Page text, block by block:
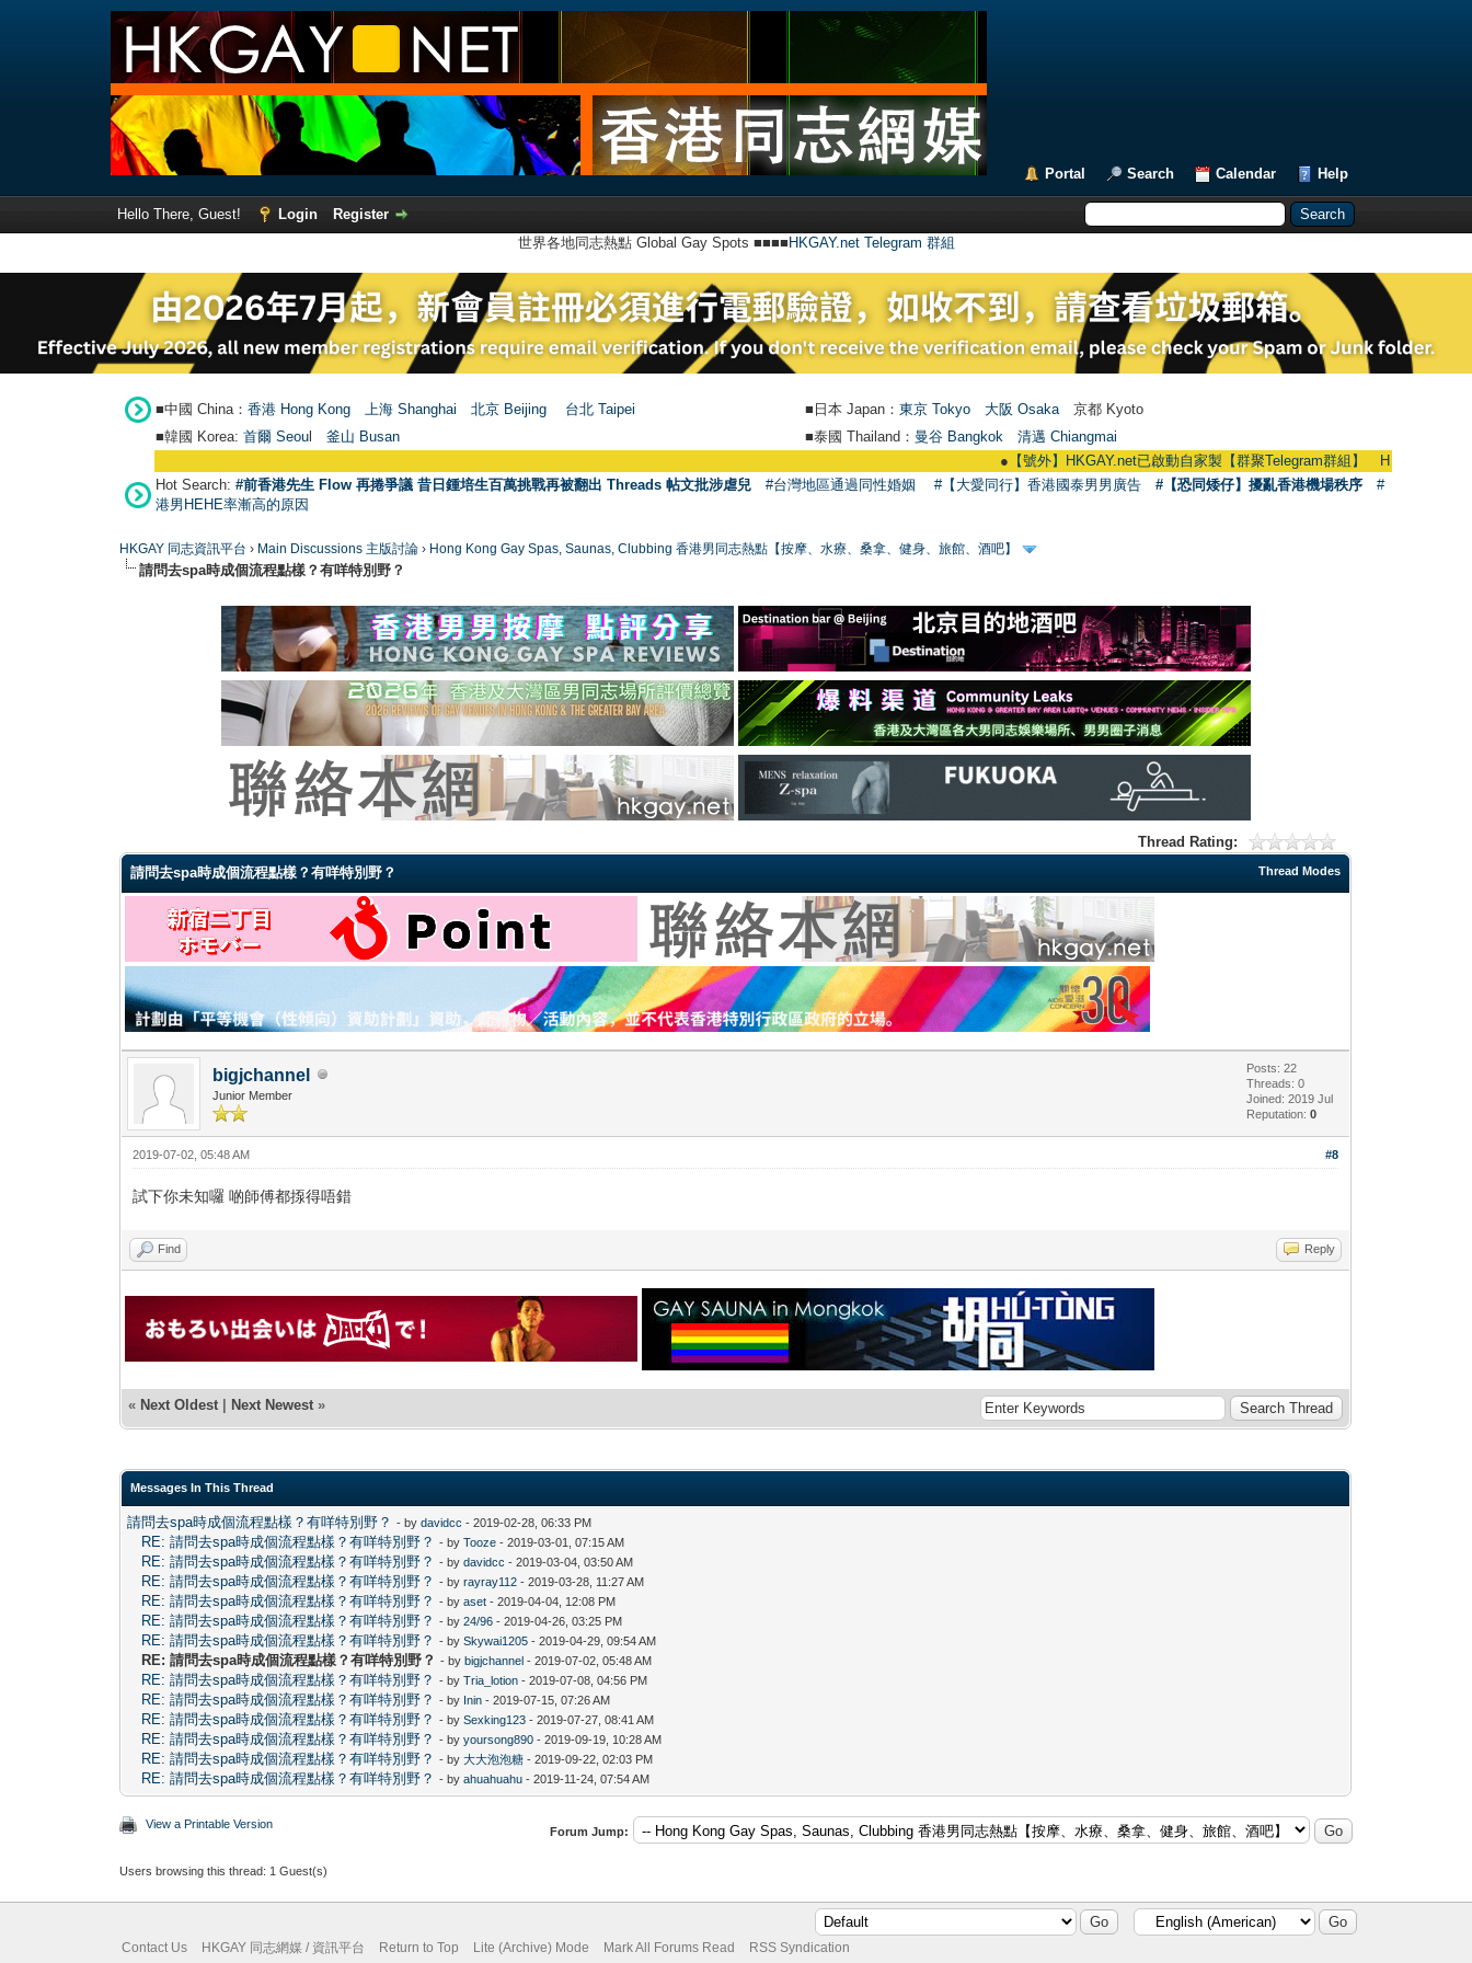
Portal Search Calendar Help
Hello There, Guest! Login
Register
世界各地同志熱點 Global Gay Spots ■■■■ HKGAY.net Telegram 群組
■中國 China： 香港 Hong Kong 上海 Shanghai 北京 Beijing 台北 Taipei ■日本 Japan： 東京 Tokyo 大阪 Osaka 京都 Kyoto
■韓國 Korea: 首爾 Seou 釜山 Busan ■泰國 Thailand： 曼谷 Bangkok
清邁 Chiangmai
【號外】HKGAY.net已啟動自家製【群聚Telegram群組】 HKGAY.net has
Hot Search: #前香港先生 Flow 再捲爭議 昔日鍾培生百萬挑戰再被翻出 Threads 帖文批涉虐兒 #台灣地區通過同性婚姻 #【大愛同行】香港國泰男男廣告 #【恐同矮仔】擾亂香港機場秩序
#
港男HEHE率漸高的原因
HKGAY 同志資訊平台 › Main Discussions 主版討論 › Hong Kong Gay Spas, Saunas, Clubbing 香港男同志熱點【按摩、水療、桑拿、健身、旅館、酒吧】
請問去spa時成個流程點樣？有咩特別野？
Thread Rating:
Thread Modes
請問去spa時成個流程點樣？有咩特別野？
bigjchannel
Junior Member
Posts: 22
Threads: 0
Joined: 2019 Jul
Reputation:0
#8
2019-07-02, 05:48 AM
試下你未知囉 啲師傅都揼得唔錯
Find Reply
« Next Oldest | Next Newest »
Messages In This Thread
請問去spa時成個流程點樣？有咩特別野？ - bydavidcc - 2019-02-28, 06:33 PM
RE: 請問去spa時成個流程點樣？有咩特別野？ - byTooze - 2019-03-01, 07:15 AM
RE: 請問去spa時成個流程點樣？有咩特別野？ - bydavidcc - 2019-03-04, 03:50 AM
RE: 請問去spa時成個流程點樣？有咩特別野？ - byrayray112 - 2019-03-28, 11:27 AM
RE: 請問去spa時成個流程點樣？有咩特別野？ - byaset - 2019-04-04, 12:08 PM
RE: 請問去spa時成個流程點樣？有咩特別野？ - by24/96 - 2019-04-26, 03:25 PM
RE: 請問去spa時成個流程點樣？有咩特別野？ - bySkywai1205 - 2019-04-29, 09:54 AM
RE: 請問去spa時成個流程點樣？有咩特別野？ - bybigjchannel - 2019-07-02, 05:48 AM
RE: 請問去spa時成個流程點樣？有咩特別野？ - byTria_lotion - 2019-07-08, 04:56 PM
RE: 請問去spa時成個流程點樣？有咩特別野？ - by Inin - 2019-07-15, 07:26 AM
RE: 請問去spa時成個流程點樣？有咩特別野？ - bySexking123 - 2019-07-27, 08:41 AM
RE: 請問去spa時成個流程點樣？有咩特別野？ - byyoursong890 - 2019-09-19, 10:28 AM
RE: 請問去spa時成個流程點樣？有咩特別野？ - by大大泡泡糖 - 2019-09-22, 02:03 PM
RE: 請問去spa時成個流程點樣？有咩特別野？ - byahuahuahu - 2019-11-24, 07:54 AM
View a Printable Version
Forum Jump:
Users browsing this thread: 1 Guest(s)
Contact Us HKGAY 同志網媒 / 資訊平台 Return to Top Lite (Archive) Mode Mark All Forums Read RSS Syndication